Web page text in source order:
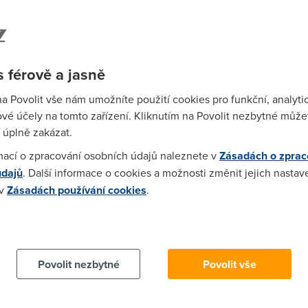
reklama a navíc neuvěřitelná drzost. Zvláště když
po agregaci 430 kbps...
toku a je to kompletní :-)
podminek. Dale pozadej o vraceni penez + instalacni
sanci, tak jim alespon podrazdis mandle.
rychlost mám jakoby žádna agregace nebyla. Jsem u Tiscali
vypnout natování na routeru (mám Asus AAM 6310EV) a
ale nic nepomohlo :((.
férově a jasně
Povolit vše nám umožníte použití cookies pro funkční,
účely na tomto zařízení. Kliknutím na Povolit nezbytné
zakázat.
o zpracování osobních údajů naleznete vZásadách o
. Další informace o cookies a možnosti změnit jejich
Zásadách používání cookies.
Povolit nezbytné
Povolit vše